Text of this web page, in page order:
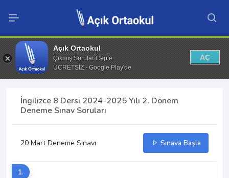
Açık Ortaokul
Çıkmış Sorular Cepte
ÜCRETSİZ - Google Play'de
AÇ
İngilizce 8 Dersi 2024-2025 Yılı 2. Dönem
Deneme Sınav Soruları
20 Mart Deneme Sınavı Sınava Başla
1.